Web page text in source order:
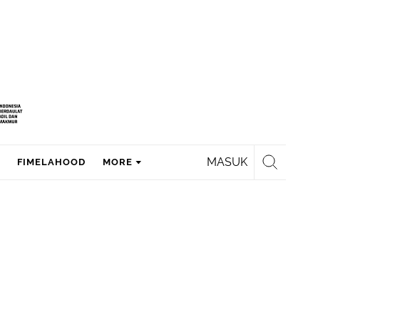
MASUK
FIMELAHOOD MORE